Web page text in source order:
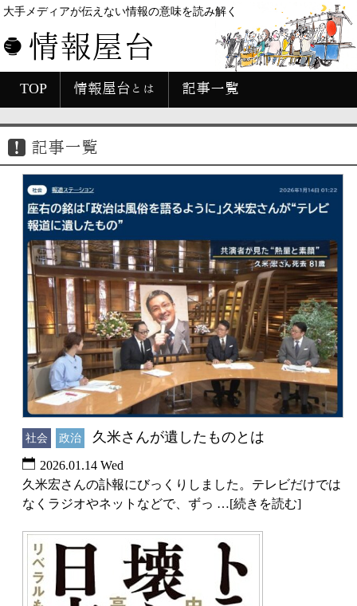
大手メディアが伝えない情報の意味を読み解く
情報屋台
TOP 情報屋台とは 記事一覧
記事一覧
社会 政治 久米さんが遺したものとは
2026.01.14 Wed
久米宏さんの訃報にびっくりしました。テレビだけでは
なくラジオやネットなどで、ずっ …[続きを読む]